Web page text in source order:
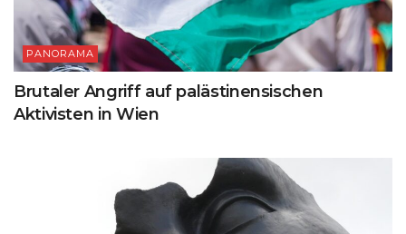
PANORAMA
Brutaler Angriff auf palästinensischen
Aktivisten in Wien